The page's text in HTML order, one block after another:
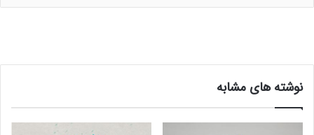
نوشته های مشابه